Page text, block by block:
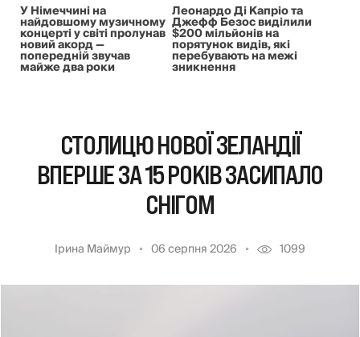
У Німеччині на
найдовшому музичному
концерті у світі пролунав
новий акорд —
попередній звучав
майже два роки
Леонардо Ді Капріо та
Джефф Безос виділили
$200 мільйонів на
порятунок видів, які
перебувають на межі
зникнення
СТОЛИЦЮ НОВОЇ ЗЕЛАНДІЇ
ВПЕРШЕ ЗА 15 РОКІВ ЗАСИПАЛО
СНІГОМ
Ірина Маймур 06 серпня 2026 1099